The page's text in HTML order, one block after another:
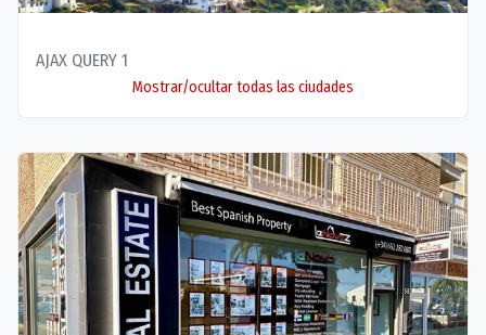
AJAX QUERY 1
Mostrar/ocultar todas las ciudades